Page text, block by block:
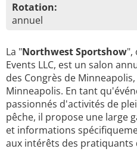
Rotation:
annuel
La "Northwest Sportshow",
Events LLC, est un salon
des Congrès de
Minneapolis. En tant
passionnés d'activités de
pêche, il propose une large
et informations
aux intérêts des